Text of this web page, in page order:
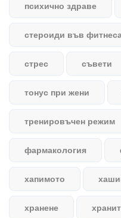
психично здраве
стероиди във
стрес съвети
тонус при жени
тренировъчен режим
фармакология
хапимото
хранене